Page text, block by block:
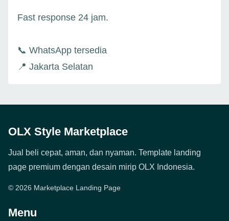
Fast response 24 jam.
📞 WhatsApp tersedia
📍 Jakarta Selatan
OLX Style Marketplace
Jual beli cepat, aman, dan nyaman. Template landing
page premium dengan desain mirip OLX Indonesia.
© 2026 Marketplace Landing Page
Menu